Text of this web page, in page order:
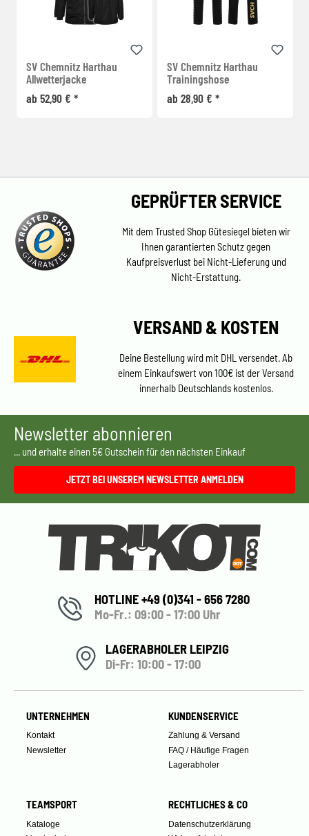
SV Chemnitz Harthau
Allwetterjacke
ab 52,90 € *
SV Chemnitz Harthau
Trainingshose
ab 28,90 € *
GEPRÜFTER SERVICE
Mit dem Trusted Shop Gütesiegel bieten wir
Ihnen garantierten Schutz gegen
Kaufpreisverlust bei Nicht-Lieferung und
Nicht-Erstattung.
VERSAND & KOSTEN
Deine Bestellung wird mit DHL versendet. Ab
einem Einkaufswert von 100€ ist der Versand
innerhalb Deutschlands kostenlos.
Newsletter abonnieren
... und erhalte einen 5€ Gutschein für den nächsten Einkauf
JETZT BEI UNSEREM NEWSLETTER ANMELDEN
HOTLINE +49 (0)341 - 656 7280
Mo-Fr.: 09:00 - 17:00 Uhr
LAGERABHOLER LEIPZIG
Di-Fr: 10:00 - 17:00
UNTERNEHMEN
Kontakt
Newsletter
KUNDENSERVICE
Zahlung & Versand
FAQ / Häufige Fragen
Lagerabholer
TEAMSPORT
Kataloge
RECHTLICHES & CO
Datenschutzerklärung